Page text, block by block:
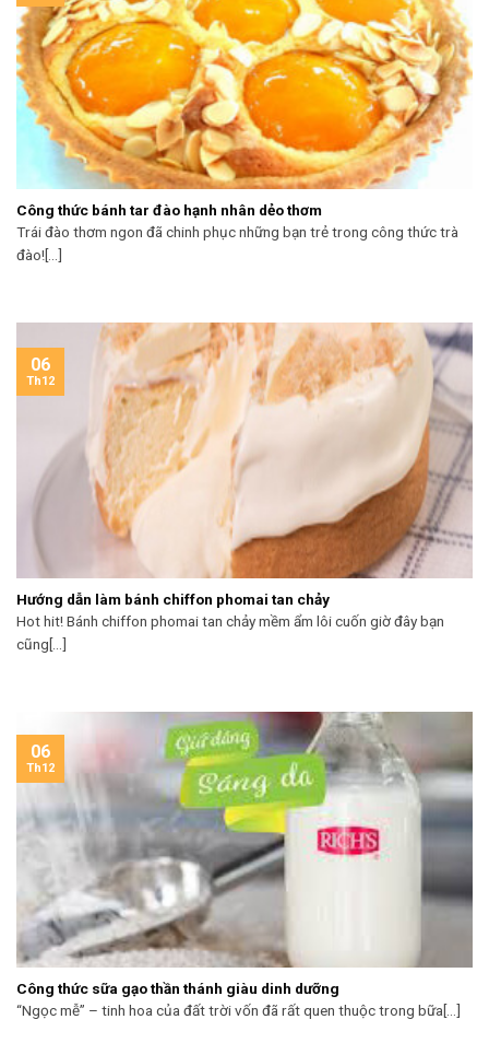
Công thức bánh tar đào hạnh nhân dẻo thơm
Trái đào thơm ngon đã chinh phục những bạn trẻ trong công thức trà
đào![...]
Hướng dẫn làm bánh chiffon phomai tan chảy
Hot hit! Bánh chiffon phomai tan chảy mềm ẩm lôi cuốn giờ đây bạn
cũng[...]
06
Th12
Công thức sữa gạo thần thánh giàu dinh dưỡng
“Ngọc mễ” – tinh hoa của đất trời vốn đã rất quen thuộc trong bữa[...]
06
Th12